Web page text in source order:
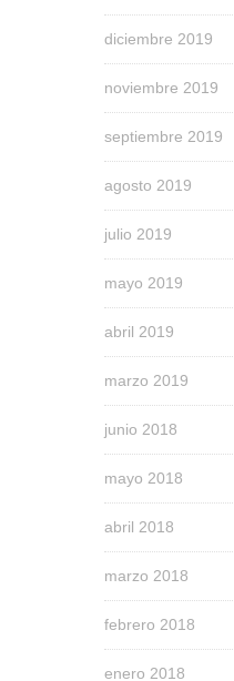
diciembre 2019
noviembre 2019
septiembre 2019
agosto 2019
julio 2019
mayo 2019
abril 2019
marzo 2019
junio 2018
mayo 2018
abril 2018
marzo 2018
febrero 2018
enero 2018